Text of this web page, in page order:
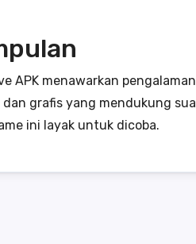
APK menawarkan
dan grafis yang mendukung
ini layak untuk dicoba.